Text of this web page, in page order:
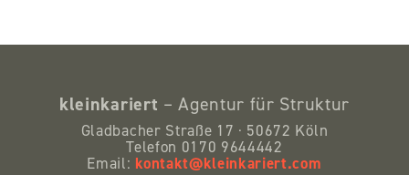
kleinkariert – Agentur für Struktur
Gladbacher Straße 17 · 50672 Köln
Telefon 0170 9644442
Email: kontakt@kleinkariert.com